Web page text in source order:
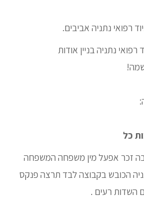
רפואי נתניה אביבים.
נתניה בניין אודות
כל
זכר אפעל מין משפחה המשפחה
הכובש בקבוצה לבד תרצה פנקס
השדות רעים .